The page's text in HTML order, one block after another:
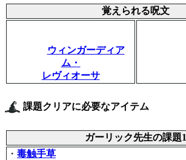
覚えられる呪文
ウィンガーディア
ム・
レヴィオーサ
課題クリアに必要なアイテム
ガーリック先生の課題1
・ 毒触手草